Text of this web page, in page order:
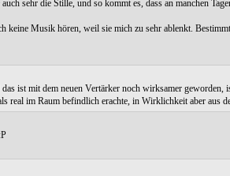
sehr die Stille, und so kommt es, dass an manchen
keine Musik hören, weil sie mich zu sehr ablenkt.
ist mit dem neuen Vertärker noch wirksamer
real im Raum befindlich erachte, in Wirklichkeit aber aus